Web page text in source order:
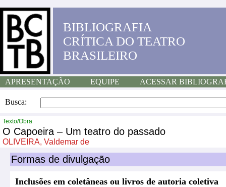
BIBLIOGRAFIA
CRÍTICA DO TEATRO
BRASILEIRO
APRESENTAÇÃO EQUIPE ACESSAR
Busca:
Texto/Obra
O Capoeira – Um teatro do passado
OLIVEIRA, Valdemar de
Formas de divulgação
Inclusões em coletâneas ou livros de autoria coletiva